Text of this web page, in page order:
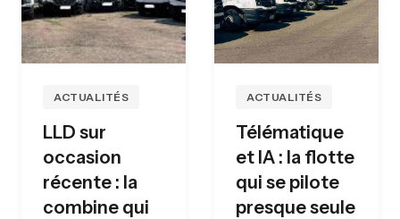
ACTUALITÉS
LLD sur
occasion
récente : la
combine qui
ACTUALITÉS
Télématique
et IA : la flotte
qui se pilote
presque seule